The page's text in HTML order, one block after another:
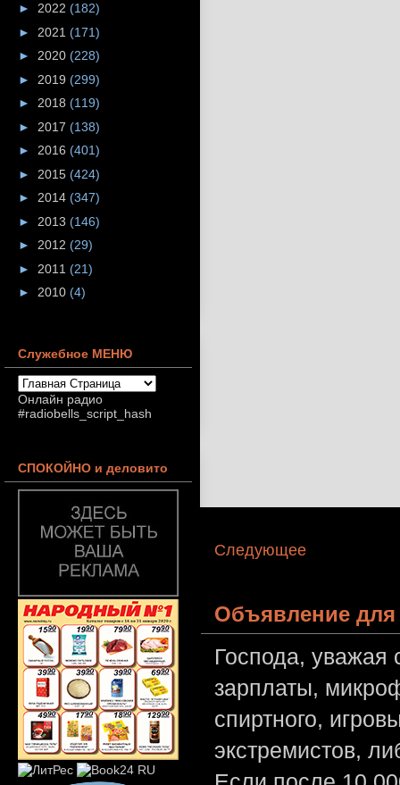
Следующее
Объявление для
Господа,
зарплаты,
спиртного,
экстремистов,
► 2022 (182)
► 2021 (171)
► 2020 (228)
► 2019 (299)
► 2018 (119)
► 2017 (138)
► 2016 (401)
► 2015 (424)
► 2014 (347)
► 2013 (146)
► 2012 (29)
► 2011 (21)
► 2010 (4)
Служебное МЕНЮ
Онлайн радио
#radiobells_script_hash
СПОКОЙНО и деловито